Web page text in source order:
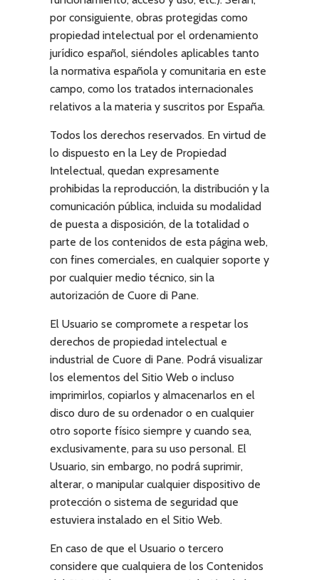
por consiguiente, obras protegidas como
propiedad intelectual por el ordenamiento
jurídico español, siéndoles aplicables tanto
la normativa española y comunitaria en este
campo, como los tratados internacionales
relativos a la materia y suscritos por España.
Todos los derechos reservados. En virtud de
lo dispuesto en la Ley de Propiedad
Intelectual, quedan expresamente
prohibidas la reproducción, la distribución y la
comunicación pública, incluida su modalidad
de puesta a disposición, de la totalidad o
parte de los contenidos de esta página web,
con fines comerciales, en cualquier soporte y
por cualquier medio técnico, sin la
autorización de Cuore di Pane.
El Usuario se compromete a respetar los
derechos de propiedad intelectual e
industrial de Cuore di Pane. Podrá visualizar
los elementos del Sitio Web o incluso
imprimirlos, copiarlos y almacenarlos en el
disco duro de su ordenador o en cualquier
otro soporte físico siempre y cuando sea,
exclusivamente, para su uso personal. El
Usuario, sin embargo, no podrá suprimir,
alterar, o manipular cualquier dispositivo de
protección o sistema de seguridad que
estuviera instalado en el Sitio Web.
En caso de que el Usuario o tercero
considere que cualquiera de los Contenidos